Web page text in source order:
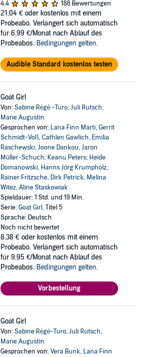
4,4
188 Bewertungen
21,04 € oder kostenlos mit einem
Probeabo. Verlängert sich automatisch
für 6,99 €/Monat nach Ablauf des
Probeabos. Bedingungen gelten.
Audible Standard kostenlos testen
Goat Girl
Von:Sabine Régé -Turo,Juli Rutsch,
Marie Augustin
Gesprochen von: Lana Finn Marti,Gerrit
Schmidt-Voß,Cathlen Gawlich, Emilia
Raschewski,Joone Dankou,Jaron
Müller-Schuch, Keanu Peters, Heide
Domanowski, Hanns Jörg Krumpholz,
Rainer Fritzsche, Dirk Petrick, Melina
Witez,Aline Staskowiak
Spieldauer: 1 Std. und 19 Min.
Serie:Goat Girl, Titel 5
Sprache: Deutsch
Noch nicht bewertet
8,38 € oder kostenlos mit einem
Probeabo. Verlängert sich automatisch
für 9,95 €/Monat nach Ablauf des
Probeabos. Bedingungen gelten.
Vorbestellung
Goat Girl
Von:Sabine Régé-Turo,Juli Rutsch,
Marie Augustin
Gesprochen von:Vera Bunk, Lana Finn